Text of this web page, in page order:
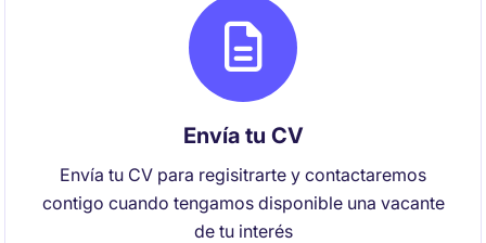
Envía tu CV
Envía tu CV para regisitrarte y contactaremos
contigo cuando tengamos disponible una vacante
de tu interés